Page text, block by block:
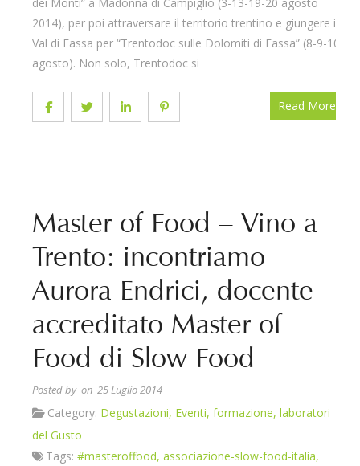
dei Monti” a Madonna di Campiglio (3-13-19-20 agosto
2014), per poi attraversare il territorio trentino e giungere in
Val di Fassa per “Trentodoc sulle Dolomiti di Fassa” (8-9-10
agosto). Non solo, Trentodoc si
Read More
Master of Food – Vino a
Trento: incontriamo
Aurora Endrici, docente
accreditato Master of
Food di Slow Food
Posted by on 25 Luglio 2014
Category: Degustazioni, Eventi, formazione, laboratori
del Gusto
Tags: #masteroffood, associazione-slow-food-italia,